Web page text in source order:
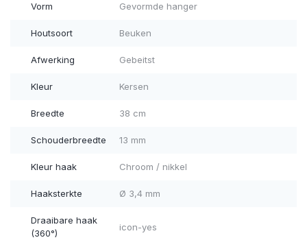
Vorm Gevormde hanger
Houtsoort Beuken
Afwerking Gebeitst
Kleur Kersen
Breedte 38 cm
Schouderbreedte 13 mm
Kleur haak Chroom / nikkel
Haaksterkte Ø 3,4 mm
Draaibare haak
(360°)
icon-yes